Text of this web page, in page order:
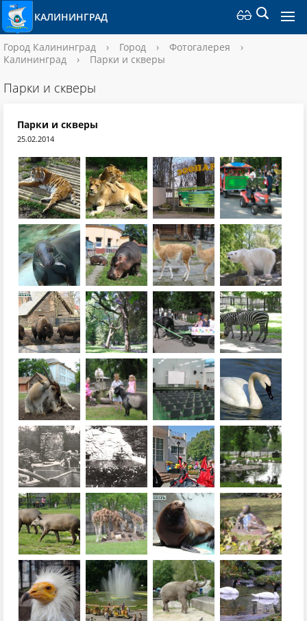
КАЛИНИНГРАД
Город Калининград › Город › Фотогалерея
›
Калининград
› Парки и скверы
Парки и скверы
Парки и скверы
25.02.2014